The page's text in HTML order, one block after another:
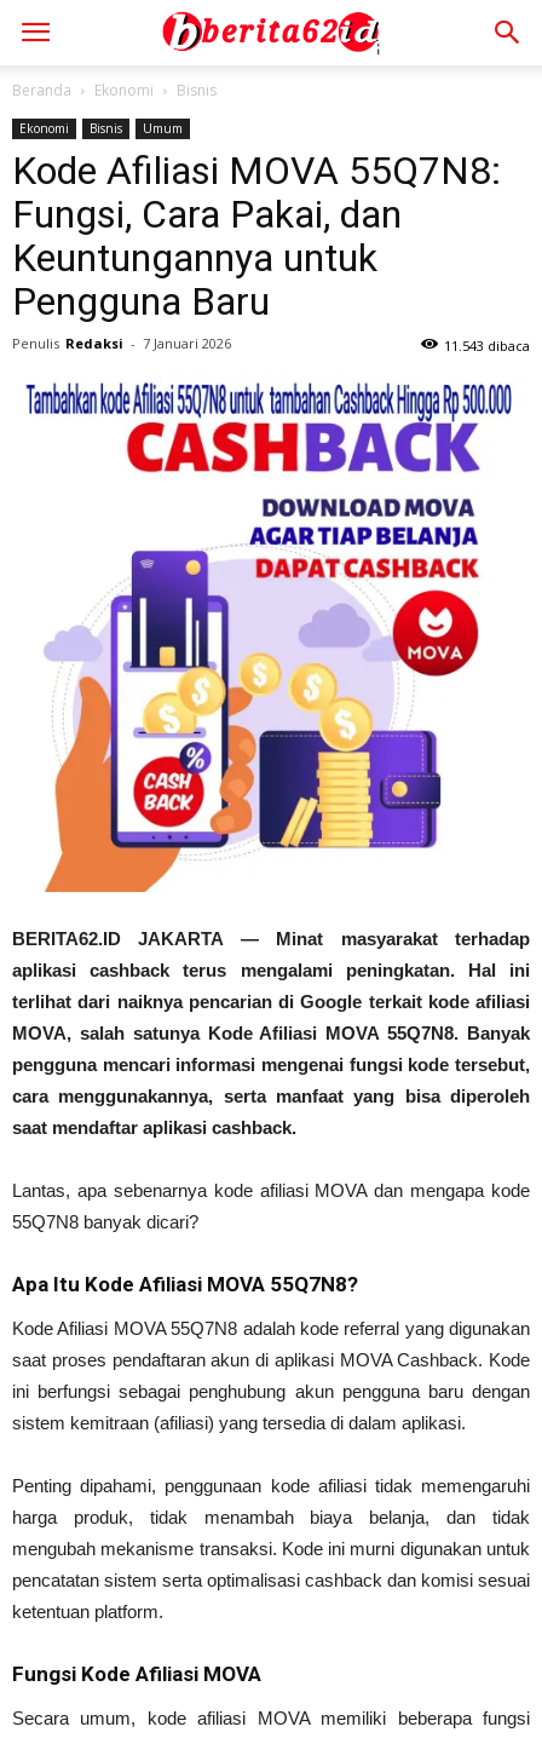
Beranda Ekonomi Bisnis
Ekonomi Bisnis Umum
Kode Afiliasi MOVA 55Q7N8:
Fungsi, Cara Pakai, dan
Keuntungannya untuk
Pengguna Baru
Penulis Redaksi - 7 Januari 2026 11.543 dibaca
BERITA62.ID JAKARTA — Minat masyarakat terhadap
aplikasi cashback terus mengalami peningkatan. Hal ini
terlihat dari naiknya pencarian di Google terkait kode afiliasi
MOVA, salah satunya Kode Afiliasi MOVA 55Q7N8. Banyak
pengguna mencari informasi mengenai fungsi kode tersebut,
cara menggunakannya, serta manfaat yang bisa diperoleh
saat mendaftar aplikasi cashback.
Lantas, apa sebenarnya kode afiliasi MOVA dan mengapa kode
55Q7N8 banyak dicari?
Apa Itu Kode Afiliasi MOVA 55Q7N8?
Kode Afiliasi MOVA 55Q7N8 adalah kode referral yang digunakan
saat proses pendaftaran akun di aplikasi MOVA Cashback. Kode
ini berfungsi sebagai penghubung akun pengguna baru dengan
sistem kemitraan (afiliasi) yang tersedia di dalam aplikasi.
Penting dipahami, penggunaan kode afiliasi tidak memengaruhi
harga produk, tidak menambah biaya belanja, dan tidak
mengubah mekanisme transaksi. Kode ini murni digunakan untuk
pencatatan sistem serta optimalisasi cashback dan komisi sesuai
ketentuan platform.
Fungsi Kode Afiliasi MOVA
Secara umum, kode afiliasi MOVA memiliki beberapa fungsi